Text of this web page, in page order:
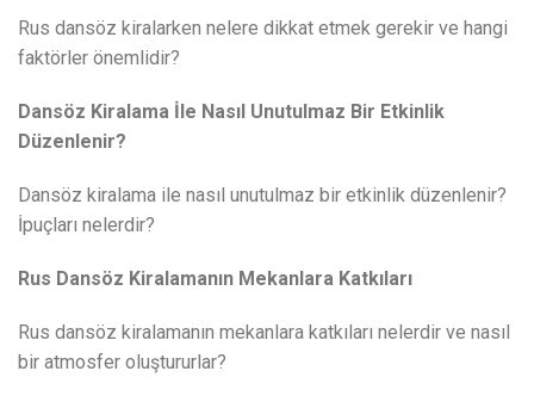
Rus dansöz kiralarken nelere dikkat etmek gerekir ve hangi
faktörler önemlidir?
Dansöz Kiralama İle Nasıl Unutulmaz Bir Etkinlik
Düzenlenir?
Dansöz kiralama ile nasıl unutulmaz bir etkinlik düzenlenir?
İpuçları nelerdir?
Rus Dansöz Kiralamanın Mekanlara Katkıları
Rus dansöz kiralamanın mekanlara katkıları nelerdir ve nasıl
bir atmosfer oluştururlar?